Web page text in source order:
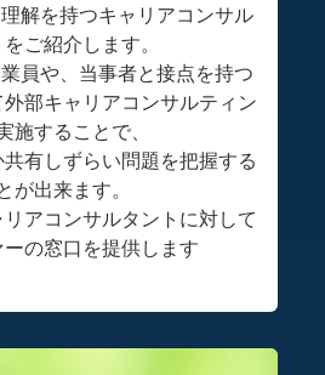
解を持つキャリアコンサル
ご紹介します。
員や、当事者と接点を持つ
部キャリアコンサルティン
施することで、
有しずらい問題を把握する
が出来ます。
アコンサルタントに対して
の窓口を提供します